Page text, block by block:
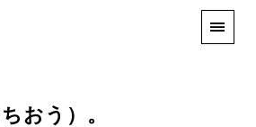
おう）。